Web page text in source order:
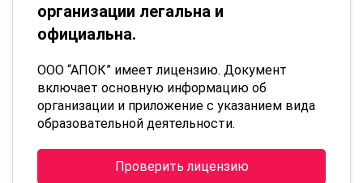
организации легальна и
официальна.
ООО “АПОК” имеет лицензию. Документ
включает основную информацию об
организации и приложение с указанием вида
образовательной деятельности.
Проверить лицензию